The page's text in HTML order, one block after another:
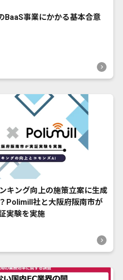
BaaS事業にかかる基本合意
キング向上の施策立案に生成
Polimill社と大阪府阪南市が
実験を実施